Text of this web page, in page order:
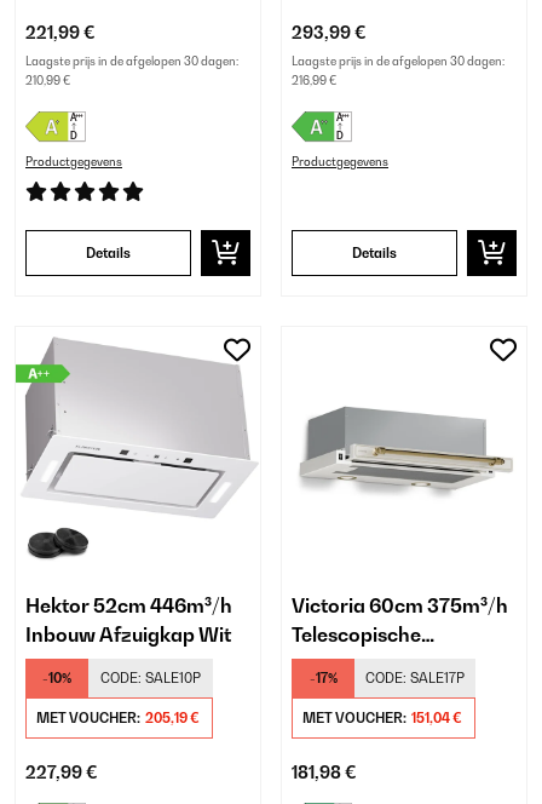
221,99 €
Laagste prijs in de afgelopen 30 dagen:
210,99 €
Productgegevens
Details
293,99 €
Laagste prijs in de afgelopen 30 dagen:
216,99 €
Productgegevens
Details
Hektor 52cm 446m³/h
Inbouw Afzuigkap Wit
-10% CODE: SALE10P
MET VOUCHER: 205,19 €
227,99 €
Victoria 60cm 375m³/h
Telescopische
Afzuigkap Wit
-17% CODE: SALE17P
MET VOUCHER: 151,04 €
181,98 €